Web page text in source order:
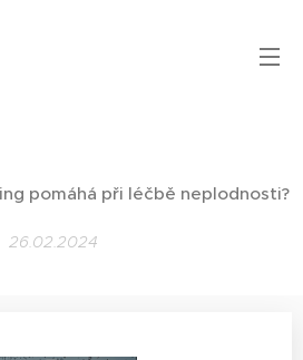
pomáhá při léčbě neplodnosti?
26.02.2024